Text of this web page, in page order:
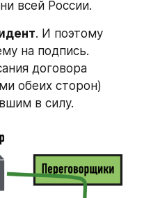
всей России.
. И поэтому
на подпись.
договора
обеих сторон)
в силу.